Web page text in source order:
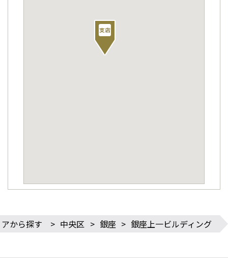
から探す > 中央区 > 銀座 > 銀座上一ビルディング